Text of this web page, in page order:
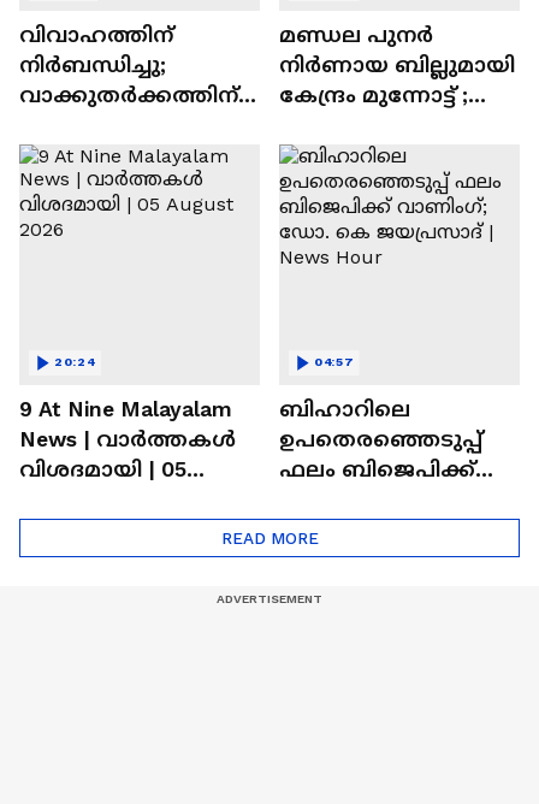
വിവാഹത്തിന്
നിർബന്ധിച്ചു;
വാക്കുതർക്കത്തിന്
അധ്യാപികയെ
കഴുത്തു ഞെരിച്ച്
കൊലപ്പെടുത്തി
മണ്ഡല പുനർ
നിർണായ ബില്ലുമായി
കേന്ദ്രം മുന്നോട്ട് ;
പ്രതിപക്ഷം |
Parliament
9 At Nine Malayalam
News | വാർത്തകൾ
വിശദമായി | 05
20:24
ബിഹാറിലെ
ഉപതെരഞ്ഞെടുപ്പ്
ഫലം ബിജെപിക്ക്
ജയപ്രസാദ് | News
Hour
04:57
READ MORE